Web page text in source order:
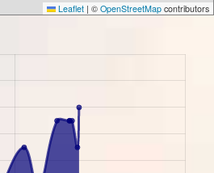
Leaflet | © OpenStreetMap contributors